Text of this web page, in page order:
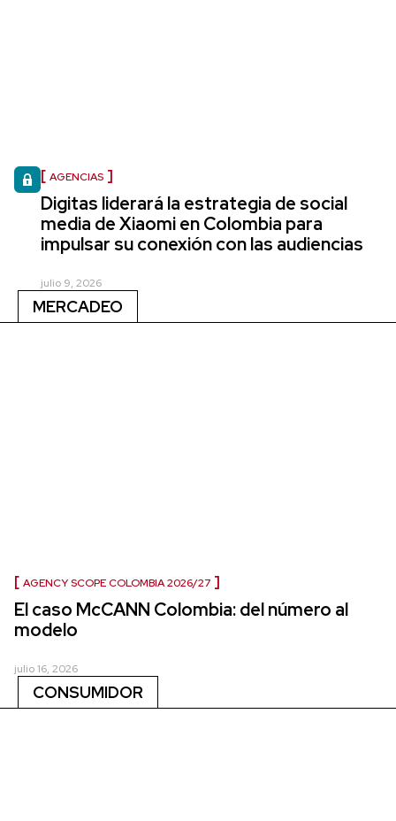
AGENCIAS
Digitas liderará la estrategia de social
media de Xiaomi en Colombia para
impulsar su conexión con las audiencias
julio 9, 2026
MERCADEO
AGENCY SCOPE COLOMBIA 2026/27
El caso McCANN Colombia: del número al
modelo
julio 16, 2026
CONSUMIDOR